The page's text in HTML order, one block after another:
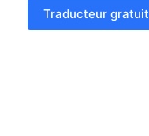
Traducteur gratuit